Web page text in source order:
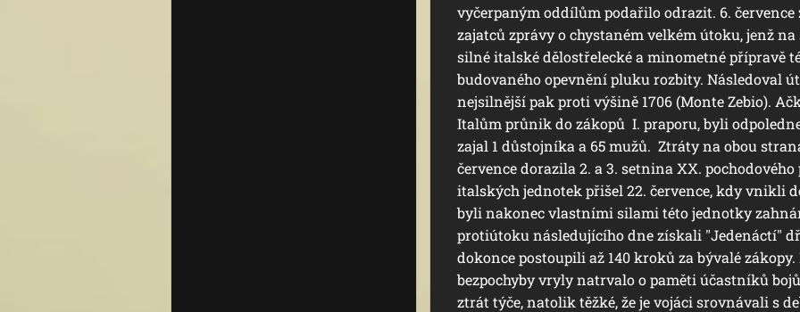
vyčerpaným oddílům podařilo odrazit. 6.
zajatců zprávy o chystaném velkém útoku, jenž na
silné italské dělostřelecké a minometné přípravě
budovaného opevnění pluku rozbity. Následoval
nejsilnější pak proti výšině 1706 (Monte Zebio).
Italům průnik do zákopů I. praporu, byli
zajal 1 důstojníka a 65 mužů. Ztráty na obou
července dorazila 2. a 3. setnina XX.
italských jednotek přišel 22. července, kdy vnikli
byli nakonec vlastními silami této jednotky
protiútoku následujícího dne získali "Jedenáctí"
dokonce postoupili až 140 kroků za bývalé zákopy.
bezpochyby vryly natrvalo o paměti účastníků
ztrát týče, natolik těžké, že je vojáci srovnávali s